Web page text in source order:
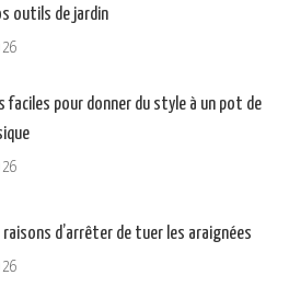
outils de jardin
faciles pour donner du style à un pot de
d’arrêter de tuer les araignées